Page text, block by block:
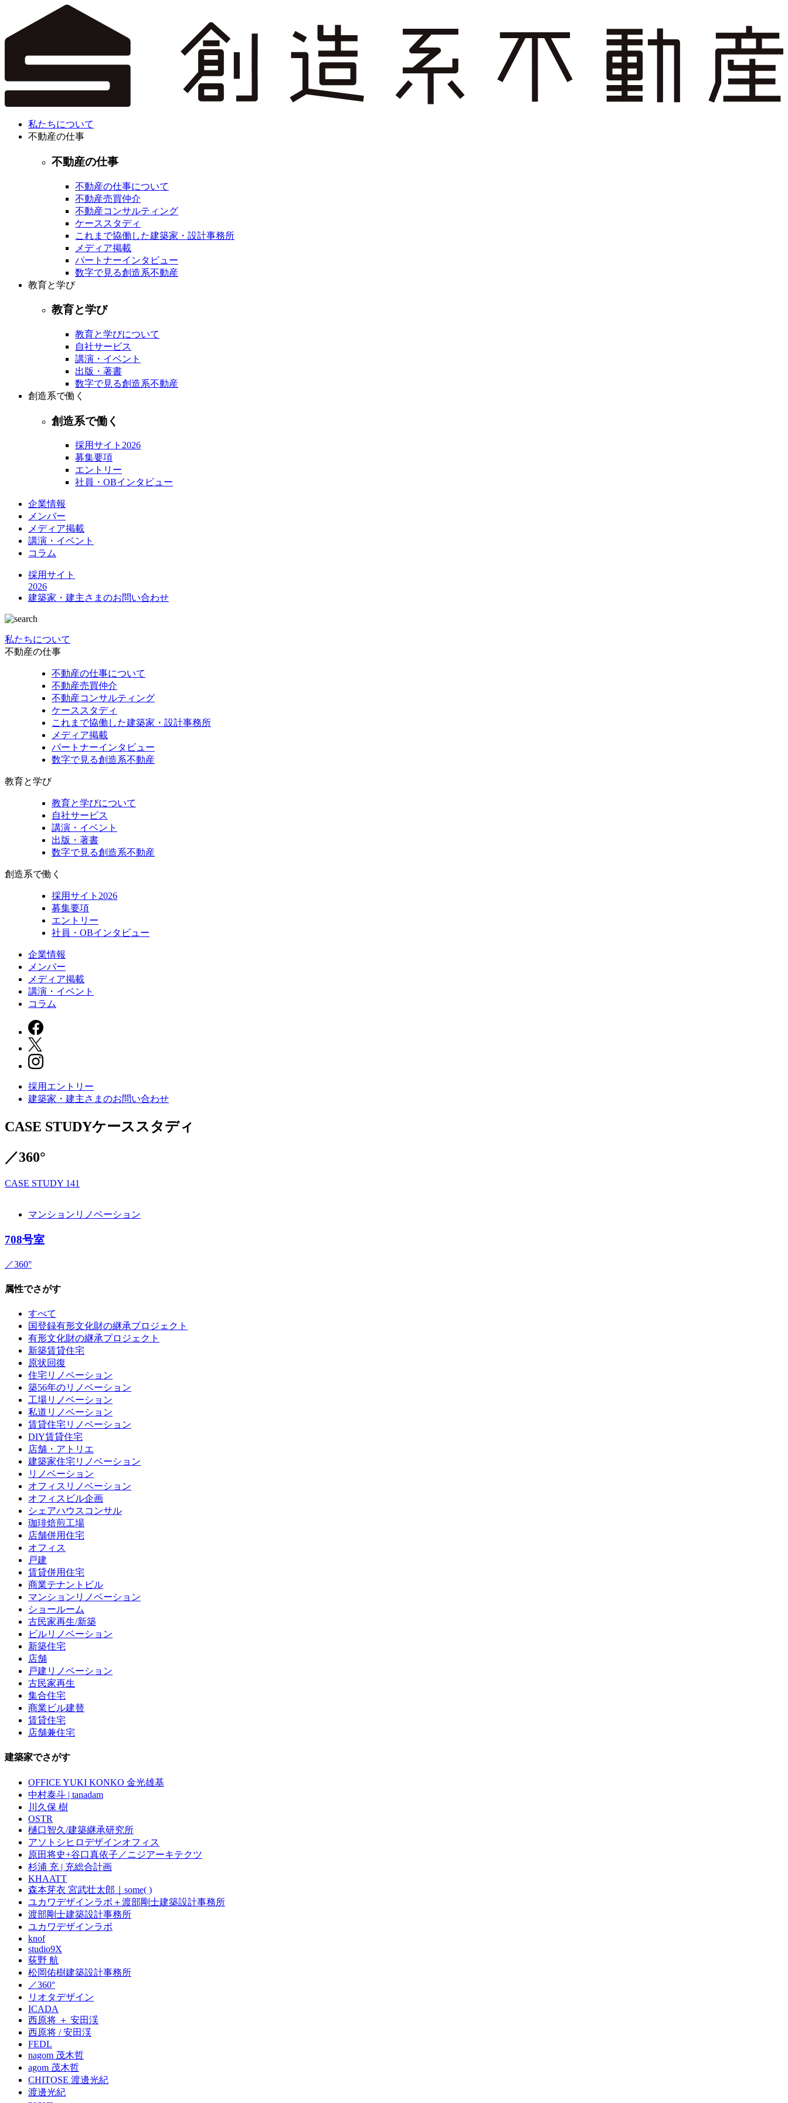
私たちについて
不動産の仕事
不動産の仕事
不動産の仕事について
不動産売買仲介
不動産コンサルティング
ケーススタディ
これまで協働した建築家・設計事務所
メディア掲載
パートナーインタビュー
数字で見る創造系不動産
教育と学び
教育と学び
教育と学びについて
自社サービス
講演・イベント
出版・著書
数字で見る創造系不動産
創造系で働く
創造系で働く
採用サイト2026
募集要項
エントリー
社員・OBインタビュー
企業情報
メンバー
メディア掲載
講演・イベント
コラム
採用サイト
2026
建築家・建主さまのお問い合わせ
私たちについて
不動産の仕事
不動産の仕事について
不動産売買仲介
不動産コンサルティング
ケーススタディ
これまで協働した建築家・設計事務所
メディア掲載
パートナーインタビュー
数字で見る創造系不動産
教育と学び
教育と学びについて
自社サービス
講演・イベント
出版・著書
数字で見る創造系不動産
創造系で働く
採用サイト2026
募集要項
エントリー
社員・OBインタビュー
企業情報
メンバー
メディア掲載
講演・イベント
コラム
採用エントリー
建築家・建主さまのお問い合わせ
CASE STUDYケーススタディ
／360°
CASE STUDY 141
マンションリノベーション
708号室
／360°
属性でさがす
すべて
国登録有形文化財の継承プロジェクト
有形文化財の継承プロジェクト
新築賃貸住宅
原状回復
住宅リノベーション
築56年のリノベーション
工場リノベーション
私道リノベーション
賃貸住宅リノベーション
DIY賃貸住宅
店舗・アトリエ
建築家住宅リノベーション
リノベーション
オフィスリノベーション
オフィスビル企画
シェアハウスコンサル
珈琲焙煎工場
店舗併用住宅
オフィス
戸建
賃貸併用住宅
商業テナントビル
マンションリノベーション
ショールーム
古民家再生/新築
ビルリノベーション
新築住宅
店舗
戸建リノベーション
古民家再生
集合住宅
商業ビル建替
賃貸住宅
店舗兼住宅
建築家でさがす
OFFICE YUKI KONKO 金光雄基
中村泰斗 | tanadam
川久保 樹
OSTR
樋口智久/建築継承研究所
アソトシヒロデザインオフィス
原田将史+谷口真依子／ニジアーキテクツ
杉浦 充 | 充総合計画
KHAATT
森本芽衣 宮武壮太郎｜some( )
ユカワデザインラボ＋渡部剛士建築設計事務所
渡部剛士建築設計事務所
ユカワデザインラボ
knof
studio9X
荻野 航
松岡佑樹建築設計事務所
／360°
リオタデザイン
ICADA
西原将 ＋ 安田渓
西原将 / 安田渓
FEDL
nagom 茂木哲
agom 茂木哲
CHITOSE 渡邊光紀
渡邊光紀